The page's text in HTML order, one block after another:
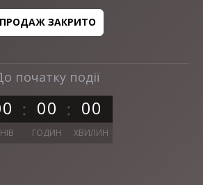
початку події
0 00 00
ГОДИН ХВИЛИН
ПРОДАЖ ЗАКРИТО